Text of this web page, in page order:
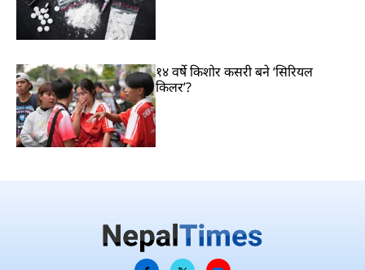
१४ वर्षे किशोर कसरी बने ‘सिरियल
किलर’?